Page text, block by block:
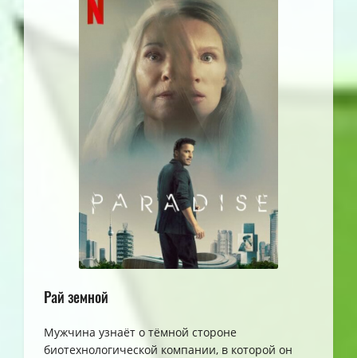
Рай земной
Мужчина узнаёт о тёмной стороне
биотехнологической компании, в которой он